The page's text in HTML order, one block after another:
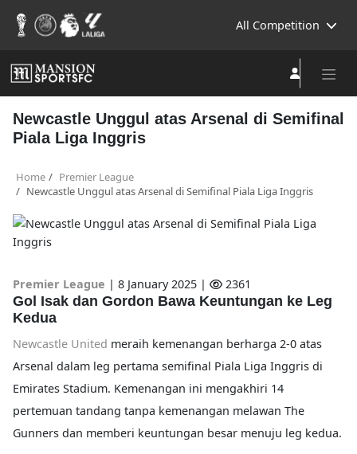
All Competition
Newcastle Unggul atas Arsenal di Semifinal
Piala Liga Inggris
Home
Premier League
Newcastle Unggul atas Arsenal di Semifinal Piala Liga Inggris
Premier League | 8 January 2025 | 2361
Gol Isak dan Gordon Bawa Keuntungan ke Leg
Kedua
Newcastle United meraih kemenangan berharga 2-0 atas
Arsenal dalam leg pertama semifinal Piala Liga Inggris di
Emirates Stadium. Kemenangan ini mengakhiri 14
pertemuan tandang tanpa kemenangan melawan The
Gunners dan memberi keuntungan besar menuju leg kedua.